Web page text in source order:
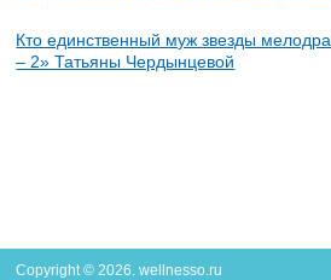
Кто единственный муж звезды
– 2» Татьяны Чердынцевой
Copyright © 2026. wellnesso.ru